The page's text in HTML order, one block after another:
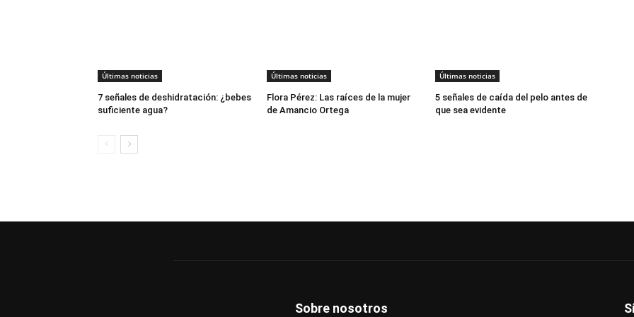
Últimas noticias
7 señales de deshidratación: ¿bebes
suficiente agua?
Últimas noticias
Flora Pérez: Las raíces de la mujer
de Amancio Ortega
Últimas noticias
5 señales de caída del pelo antes de
que sea evidente
Sobre nosotros